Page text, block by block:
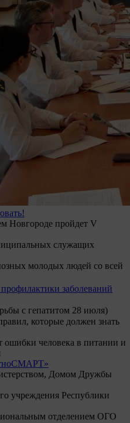
Новгороде пройдет V
служащих
молодых людей со всей
заболеваний
с гепатитом 28 июля)
которые должен знать
человека в питании и
Домом Дружбы
учреждения Республики
отделением ОГО